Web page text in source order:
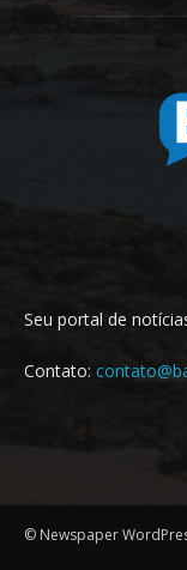
Seu portal de
Contato:
© Newspaper